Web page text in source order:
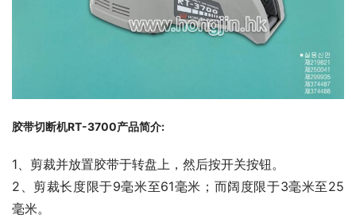
胶带切断机RT-3700产品简介:
1、剪裁并放置胶带于转盘上，然后按开关按钮。
2、剪裁长度限于9毫米至61毫米；而阔度限于3毫米至25
毫米。